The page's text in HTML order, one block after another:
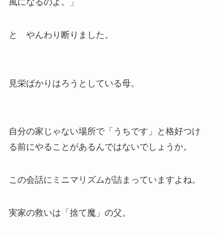
風になるのよ。」
と やんわり断りました。
見栄ばかりはろうとしている母。
自分の家じゃない場所で「うちです」と格好つけ
る前にやることがあるんではないでしょうか。
この会話にミニマリズムが詰まっていますよね。
実家の救いは「捨て魔」の父。